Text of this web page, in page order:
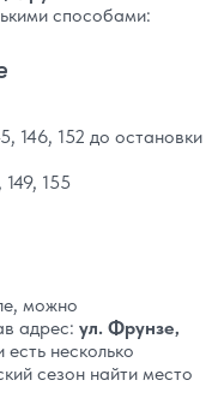
способами:
146, 152 до остановки
155
можно
адрес: ул. Фрунзе,
несколько
сезон найти место